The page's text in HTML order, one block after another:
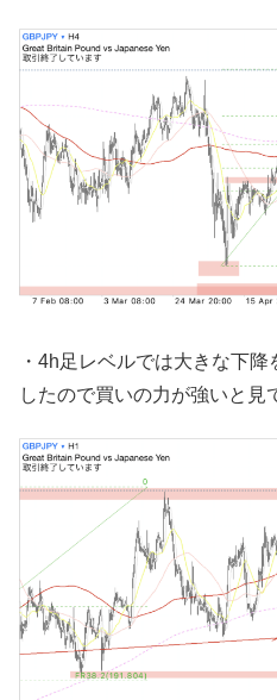
・4h足レベルでは大きな下
したので買いの力が強いと見